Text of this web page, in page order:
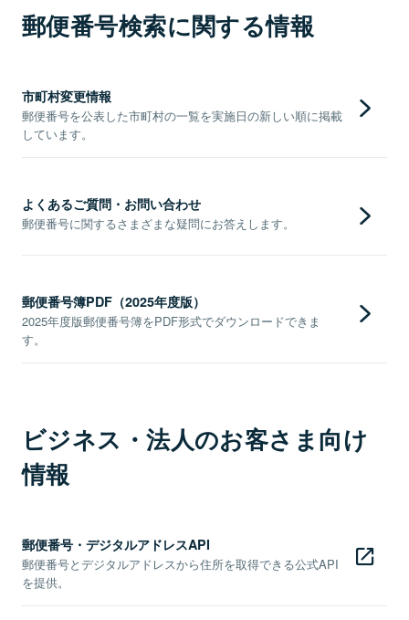
郵便番号検索に関する情報
市町村変更情報
郵便番号を公表した市町村の一覧を実施日の新しい順に掲載
しています。
よくあるご質問・お問い合わせ
郵便番号に関するさまざまな疑問にお答えします。
郵便番号簿PDF（2025年度版）
2025年度版郵便番号簿をPDF形式でダウンロードできま
す。
ビジネス・法人のお客さま向け
情報
郵便番号・デジタルアドレスAPI
郵便番号とデジタルアドレスから住所を取得できる公式API
を提供。